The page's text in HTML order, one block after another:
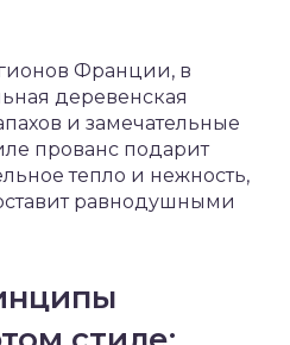
Франции, в
деревенская
и замечательные
прованс подарит
тепло и нежность,
равнодушными